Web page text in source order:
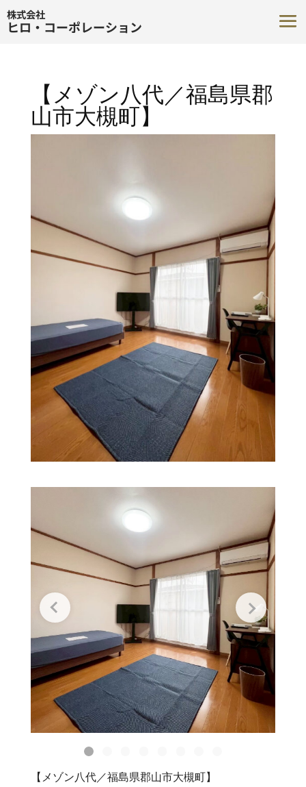
株式会社
ヒロ・コーポレーション
【メゾン八代／福島県郡
山市大槻町】
【メゾン八代／福島県郡山市大槻町】